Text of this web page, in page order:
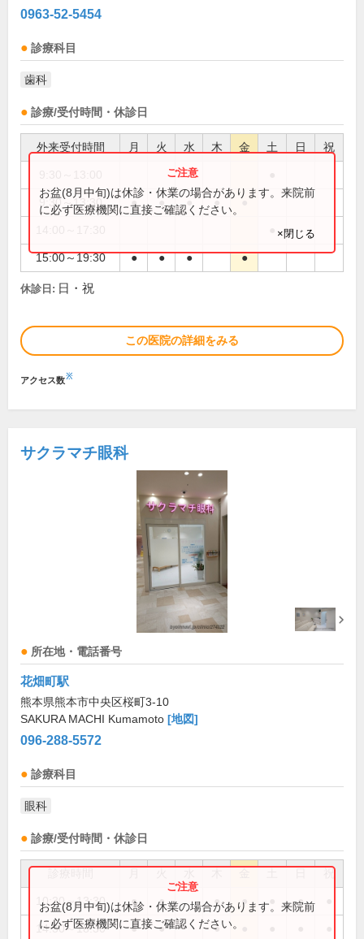
0963-52-5454
診療科目
歯科
診療/受付時間・休診日
外来受付時間 月 火 水 木 金 土 日 祝
9:30～13:30 ● ● ● ● ●
15:00～19:30 ● ● ● ●
お盆(8月中旬)は休診・休業の場合があります。来院前
に必ず医療機関に直接ご確認ください。
×閉じる
休診日: 日・祝
この医院の詳細をみる
アクセス数※
サクラマチ眼科
所在地・電話番号
花畑町駅
熊本県熊本市中央区桜町3-10
SAKURA MACHI Kumamoto [地図]
096-288-5572
診療科目
眼科
診療/受付時間・休診日
祝
10:30～13:30 ● ● ● ● ●
14:30～18:30 ● ● ●
お盆(8月中旬)は休診・休業の場合があります。来院前
に必ず医療機関に直接ご確認ください。